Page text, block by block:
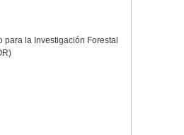
para la Investigación Forestal